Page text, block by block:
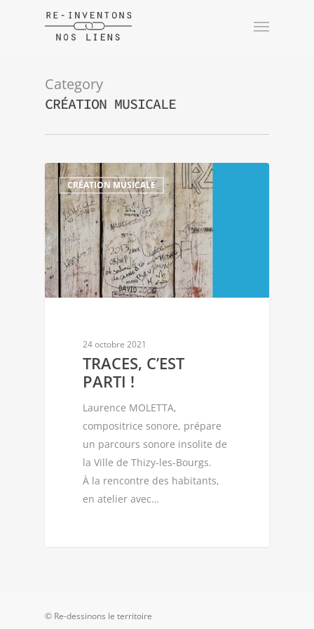
Category
CRÉATION MUSICALE
CRÉATION MUSICALE
24 octobre 2021
TRACES, C’EST
PARTI !
Laurence MOLETTA,
compositrice sonore, prépare
un parcours sonore insolite de
la Ville de Thizy-les-Bourgs.
À la rencontre des habitants,
en atelier avec…
© Re-dessinons le territoire